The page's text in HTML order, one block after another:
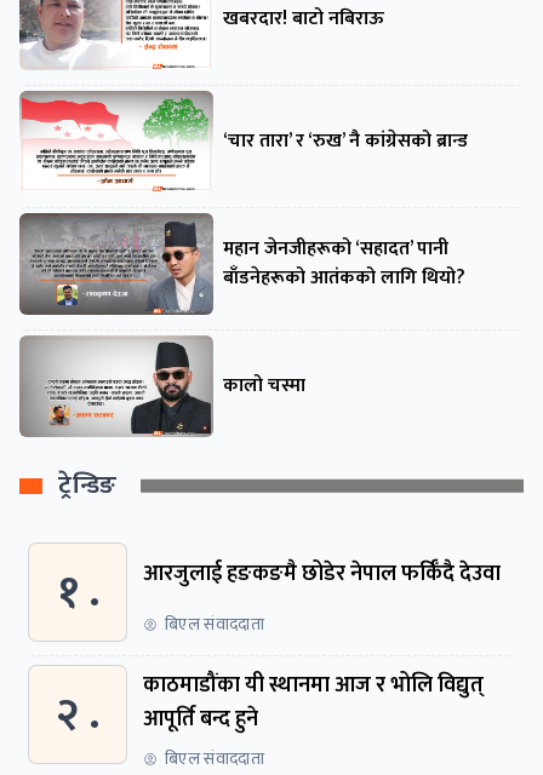
खबरदार! बाटो नबिराऊ
‘चार तारा’ र ‘रुख’ नै कांग्रेसको ब्रान्ड
महान जेनजीहरूको ‘सहादत’ पानी
बाँडनेहरूको आतंकको लागि थियो?
कालो चस्मा
ट्रेन्डिङ
१ . आरजुलाई हङकङमै छोडेर नेपाल फर्किँदै देउवा
बिएल संवाददाता
२ .
काठमाडौंका यी स्थानमा आज र भोलि विद्युत्
आपूर्ति बन्द हुने
बिएल संवाददाता